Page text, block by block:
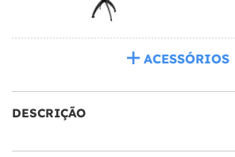
ACESSÓRIOS
DESCRIÇÃO